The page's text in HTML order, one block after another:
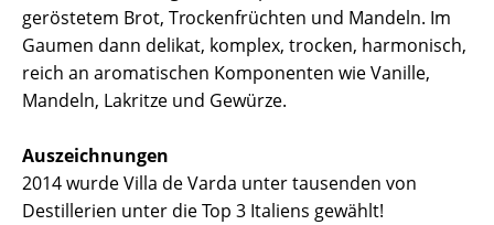
geröstetem Brot, Trockenfrüchten und Mandeln. Im
Gaumen dann delikat, komplex, trocken, harmonisch,
reich an aromatischen Komponenten wie Vanille,
Mandeln, Lakritze und Gewürze.
Auszeichnungen
2014 wurde Villa de Varda unter tausenden von
Destillerien unter die Top 3 Italiens gewählt!